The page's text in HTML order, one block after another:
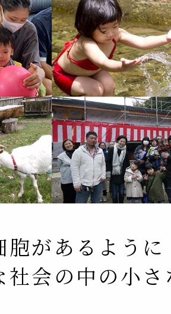
があるように
社会の中の小